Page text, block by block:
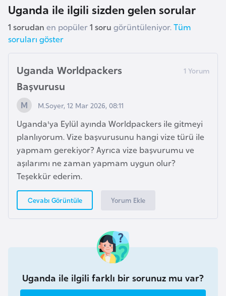
Uganda ile ilgili sizden gelen sorular
1 sorudan en popüler1 soru görüntüleniyor. Tüm
soruları göster
Uganda Worldpackers
Başvurusu
M.Soyer, 12 Mar 2026, 08:11
Uganda'ya Eylül ayında Worldpackers ile gitmeyi
planlıyorum. Vize başvurusunu hangi vize türü ile
yapmam gerekiyor? Ayrıca vize başvurumu ve
aşılarımı ne zaman yapmam uygun olur?
Teşekkür ederim.
Cevabı Görüntüle Yorum Ekle
Uganda ile ilgili farklı bir sorunuz mu var?
C
u
m
h
u
r
y
e
t
i
C
e
a